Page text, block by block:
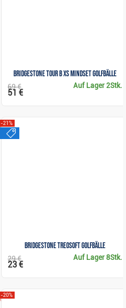
Bridgestone Tour B XS MindSet Golfbälle
Auf Lager 2Stk.
69 €
51 €
Bridgestone TreoSoft Golfbälle
-21%
Auf Lager8Stk.
29 €
23 €
-20%